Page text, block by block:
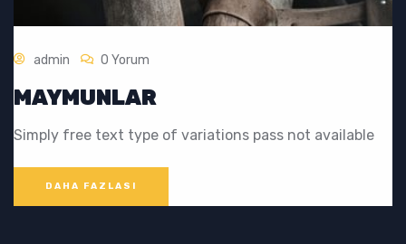
admin 0 Yorum
MAYMUNLAR
Simply free text type of variations pass not available
DAHA FAZLASI